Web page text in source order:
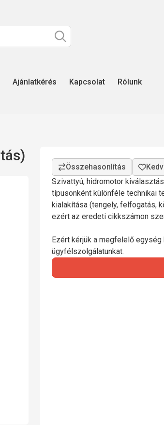
Ajánlatkérés Kapcsolat Rólunk
Szivattyú, hidromotor
típusonként különféle technikai
kialakítása (tengely, felfogatás,
ezért az eredeti cikkszámon
Ezért kérjük a megfelelő
ügyfélszolgálatunkat.